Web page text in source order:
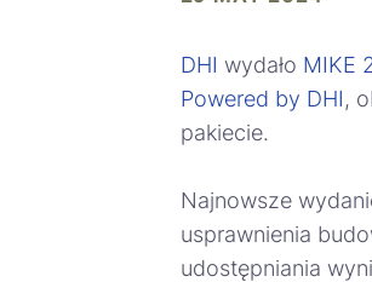
DHI wydało MIKE
Powered by DHI,
pakiecie.
Najnowsze
usprawnienia
udostępniania